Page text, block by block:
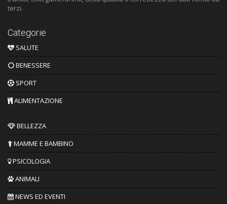
terzi.
Categorie
SALUTE
BENESSERE
SPORT
ALIMENTAZIONE
BELLEZZA
MAMME E BAMBINO
PSICOLOGIA
ANIMALI
NEWS ED EVENTI